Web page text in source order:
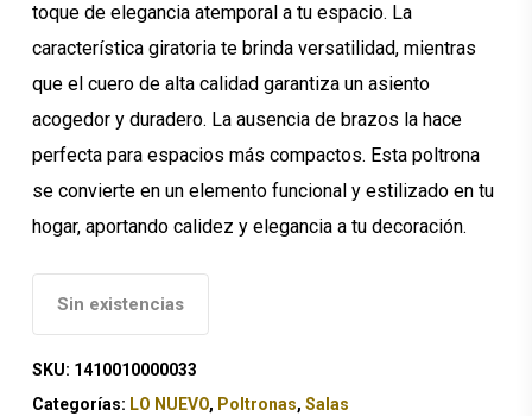
toque de elegancia atemporal a tu espacio. La
característica giratoria te brinda versatilidad, mientras
que el cuero de alta calidad garantiza un asiento
acogedor y duradero. La ausencia de brazos la hace
perfecta para espacios más compactos. Esta poltrona
se convierte en un elemento funcional y estilizado en tu
hogar, aportando calidez y elegancia a tu decoración.
Sin existencias
SKU: 1410010000033
Categorías: LO NUEVO, Poltronas, Salas